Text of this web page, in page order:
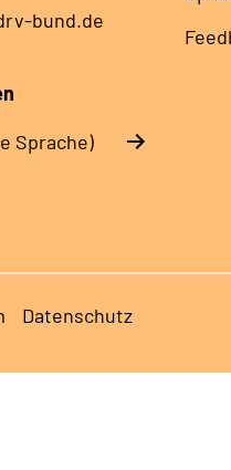
bund.de
Sprache)
Datenschutz